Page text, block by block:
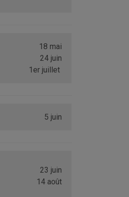
18 mai
24 juin
1er juillet
5 juin
23 juin
14 août